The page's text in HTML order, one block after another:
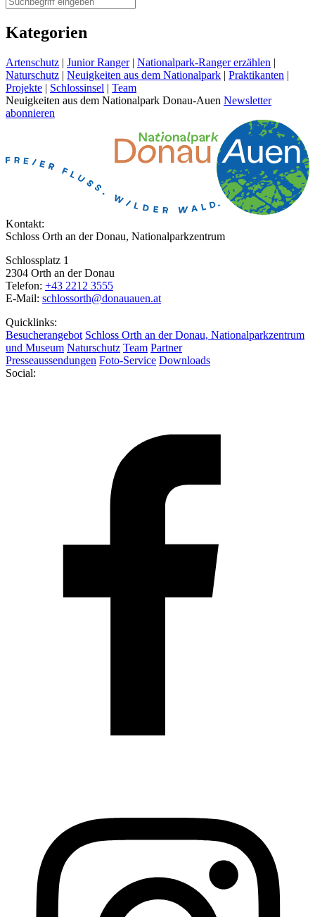
Kategorien
Artenschutz | Junior Ranger | Nationalpark-Ranger erzählen |
Naturschutz | Neuigkeiten aus dem Nationalpark | Praktikanten |
Projekte | Schlossinsel | Team
Neuigkeiten aus dem Nationalpark Donau-Auen Newsletter
abonnieren
Kontakt:
Schloss Orth an der Donau, Nationalparkzentrum
Schlossplatz 1
2304 Orth an der Donau
Telefon: +43 2212 3555
E-Mail: schlossorth@donauauen.at
Quicklinks:
Besucherangebot Schloss Orth an der Donau, Nationalparkzentrum
und Museum Naturschutz Team Partner
Presseaussendungen Foto-Service Downloads
Social: